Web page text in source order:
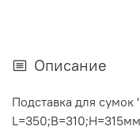
Описание
Подставка для сумок